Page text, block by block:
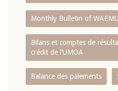
Monthly Bulletin of
Bilans et comptes de
crédit de l‘UMOA
Balance des paiements